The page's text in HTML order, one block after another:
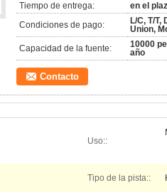
Tiempo de entrega:
en el
Condiciones de pago:
L/C, T/T,
Union,
Capacidad de la fuente:
10000
año
Contacto
Uso::
Tipo de la pista::